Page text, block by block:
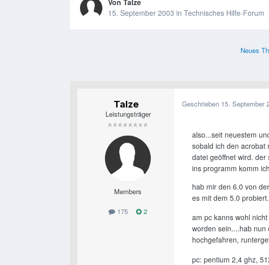
Von Talze
15. September 2003 in Technisches Hilfe-Forum
Neues
Talze
Leistungsträger
Members
175 2
Geschrieben 15. September
also...seit neuestem
sobald ich den acrobat
datei geöffnet wird.
ins programm komm
hab mir den 6.0 von
es mit dem 5.0
am pc kanns wohl
worden sein....hab nun
hochgefahren,
pc: pentium 2,4 ghz,